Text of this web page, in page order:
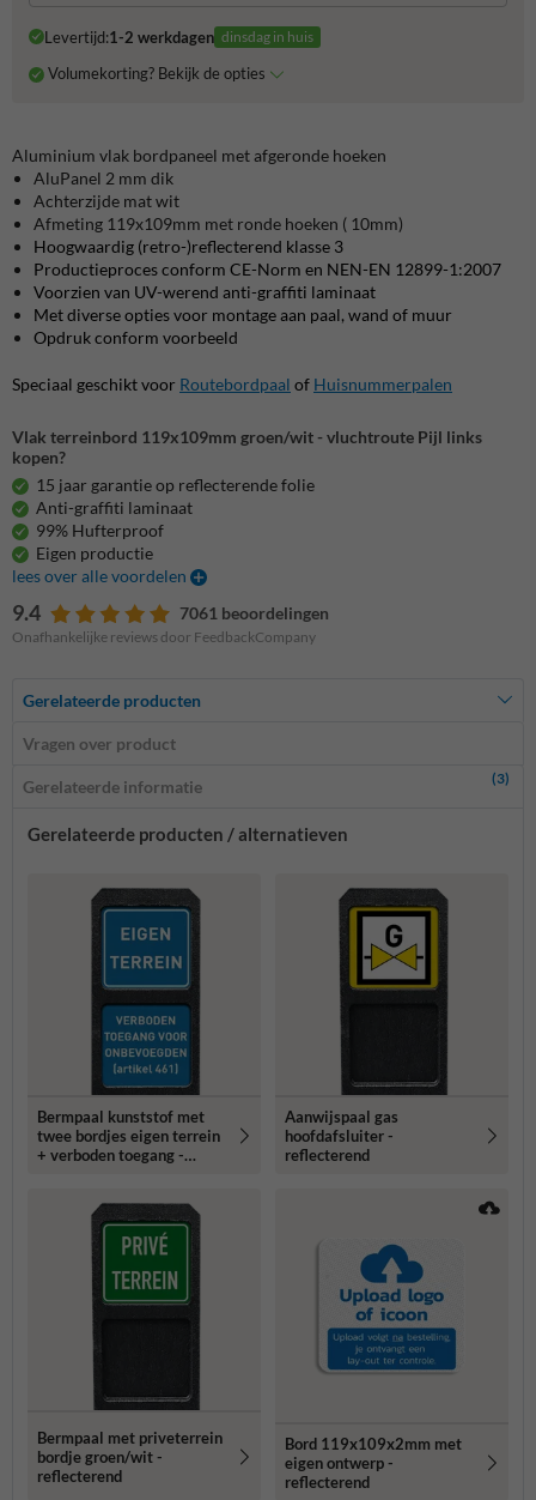
Levertijd:1-2 werkdagen dinsdag in huis
Volumekorting? Bekijk de opties
Aluminium vlak bordpaneel met afgeronde hoeken
AluPanel 2 mm dik
Achterzijde mat wit
Afmeting 119x109mm met ronde hoeken ( 10mm)
Hoogwaardig (retro-)reflecterend klasse 3
Productieproces conform CE-Norm en NEN-EN 12899-1:2007
Voorzien van UV-werend anti-graffiti laminaat
Met diverse opties voor montage aan paal, wand of muur
Opdruk conform voorbeeld
Speciaal geschikt voor Routebordpaal of Huisnummerpalen
Vlak terreinbord 119x109mm groen/wit - vluchtroute Pijl links
kopen?
15 jaar garantie op reflecterende folie
Anti-graffiti laminaat
99% Hufterproof
Eigen productie
lees over alle voordelen
9.4 7061 beoordelingen
Onafhankelijke reviews door FeedbackCompany
Gerelateerde producten
Vragen over product
Gerelateerde informatie (3)
Gerelateerde producten / alternatieven
Bermpaal kunststof met
twee bordjes eigen terrein
+ verboden toegang -
Aanwijspaal gas
hoofdafsluiter -
reflecterend
Bermpaal met priveterrein
bordje groen/wit -
reflecterend
Bord 119x109x2mm met
eigen ontwerp -
reflecterend